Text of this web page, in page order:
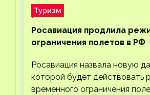
Туризм
Росавиация продлила
ограничения полетов в РФ
Росавиация назвала новую
которой будет действовать
временного ограничения